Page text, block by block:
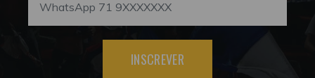
INSCREVER